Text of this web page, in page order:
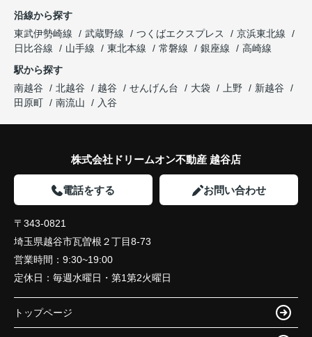
沿線から探す
東武伊勢崎線
武蔵野線 つくばエクスプレス
京浜東北線
日比谷線
山手線 東北本線 常磐線 銀座線
高崎線
駅から探す
南越谷
北越谷 越谷 せんげん台 大袋 上野
新越谷
田原町
南流山 入谷
株式会社ドリームオン不動産 越谷店
電話をする お問い合わせ
〒343-0821
埼玉県越谷市瓦曽根２丁目8-73
営業時間： 9:30~19:00
定休日： 毎週水曜日・第1第2火曜日
トップページ